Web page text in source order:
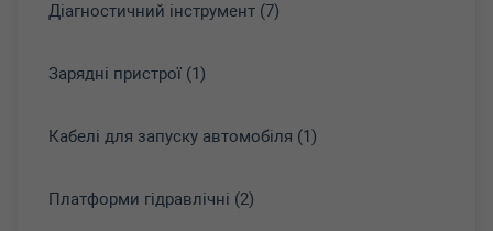
Діагностичний інструмент (7)
Зарядні пристрої (1)
Кабелі для запуску автомобіля (1)
Платформи гідравлічні (2)